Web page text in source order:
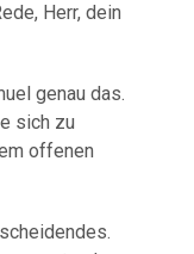
Herr, dein
genau das.
sich zu
offenen